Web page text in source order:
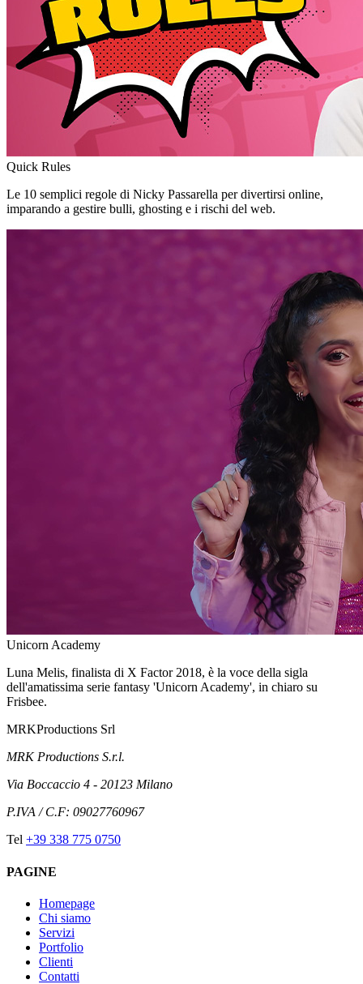
Quick Rules
Le 10 semplici regole di Nicky Passarella per divertirsi online,
imparando a gestire bulli, ghosting e i rischi del web.
Unicorn Academy
Luna Melis, finalista di X Factor 2018, è la voce della sigla
dell'amatissima serie fantasy 'Unicorn Academy', in chiaro su
Frisbee.
MRKProductions Srl
MRK Productions S.r.l.
Via Boccaccio 4 - 20123 Milano
P.IVA / C.F: 09027760967
Tel +39 338 775 0750
PAGINE
Homepage
Chi siamo
Servizi
Portfolio
Clienti
Contatti